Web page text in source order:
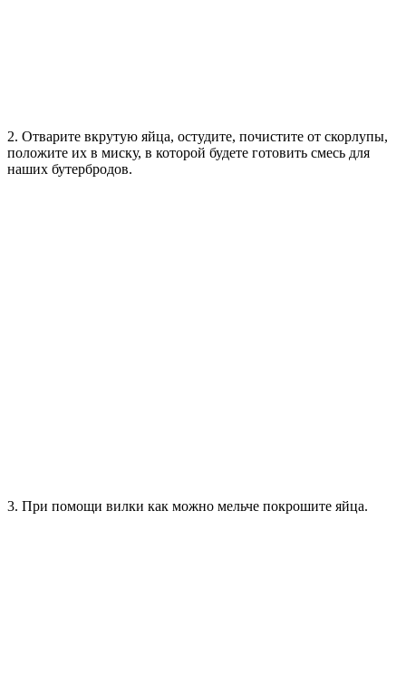
2. Отварите вкрутую яйца, остудите, почистите от скорлупы,
положите их в миску, в которой будете готовить смесь для
наших бутербродов.
3. При помощи вилки как можно мельче покрошите яйца.